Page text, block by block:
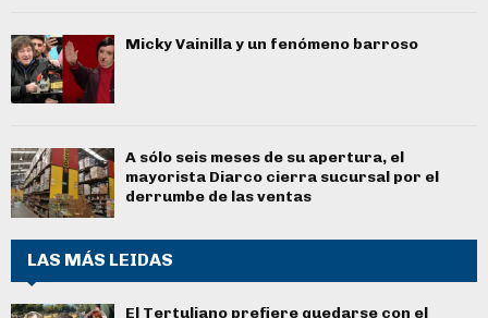
Micky Vainilla y un fenómeno barroso
A sólo seis meses de su apertura, el
mayorista Diarco cierra sucursal por el
derrumbe de las ventas
LAS MÁS LEIDAS
El Tertuliano prefiere quedarse con el